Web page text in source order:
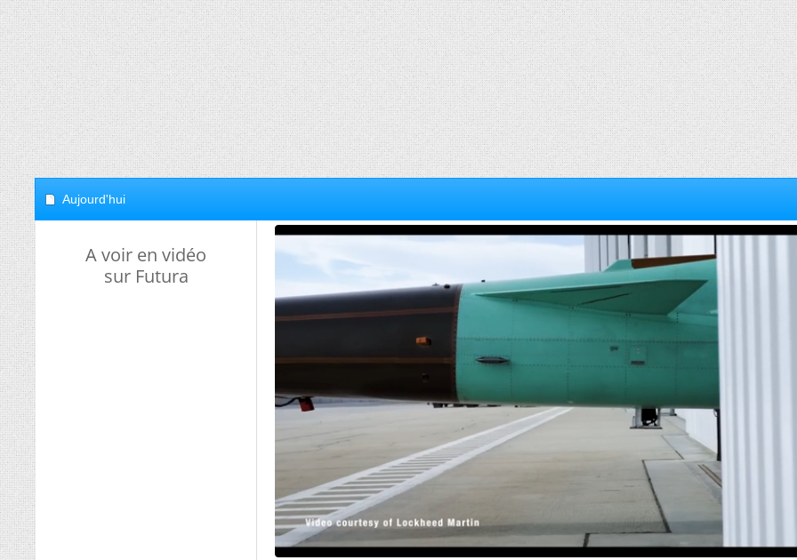
Aujourd'hui
A voir en vidéo
sur Futura